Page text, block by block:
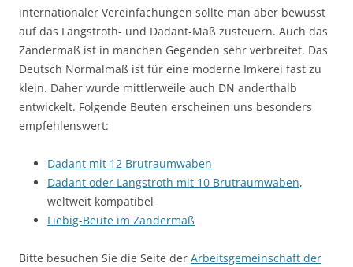
internationaler Vereinfachungen sollte man aber bewusst
auf das Langstroth- und Dadant-Maß zusteuern. Auch das
Zandermaß ist in manchen Gegenden sehr verbreitet. Das
Deutsch Normalmaß ist für eine moderne Imkerei fast zu
klein. Daher wurde mittlerweile auch DN anderthalb
entwickelt. Folgende Beuten erscheinen uns besonders
empfehlenswert:
Dadant mit 12 Brutraumwaben
Dadant oder Langstroth mit 10 Brutraumwaben,
weltweit kompatibel
Liebig-Beute im Zandermaß
Bitte besuchen Sie die Seite der Arbeitsgemeinschaft der